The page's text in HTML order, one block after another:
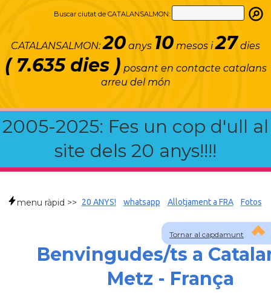
Buscar ciutat de CATALANSALMON:
CATALANSALMON:20 anys 10 mesos i27 dies
( 7.635 dies ) posant en contacte catalans
arreu del món
2005-2025: Fes un cop d'ull al
site dels 20 anys!!!!
Tornar al capdamunt
menu ràpid >> 20 ANYS! whatsapp Allotjament a FRA Fotos
Benvingudes/ts a
Metz - França